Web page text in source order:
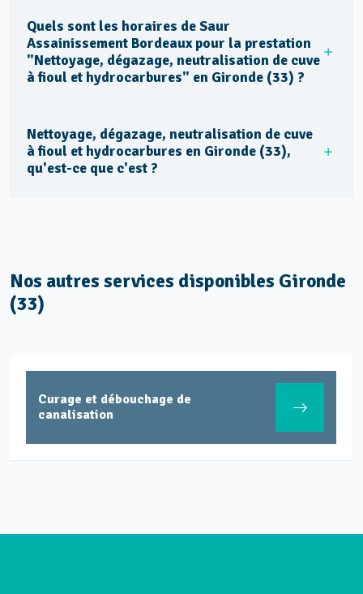
Quels sont les horaires de Saur
Assainissement Bordeaux pour la prestation
"Nettoyage, dégazage, neutralisation de cuve
à fioul et hydrocarbures" en Gironde (33) ?
Nettoyage, dégazage, neutralisation de cuve
à fioul et hydrocarbures en Gironde (33),
qu'est-ce que c'est ?
Nos autres services disponibles Gironde
(33)
Curage et débouchage de
canalisation